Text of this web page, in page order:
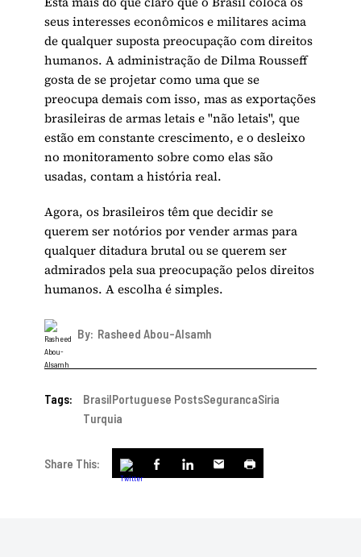
seus interesses econômicos e militares acima
de qualquer suposta preocupação com direitos
humanos. A administração de Dilma Rousseff
gosta de se projetar como uma que se
preocupa demais com isso, mas as exportações
brasileiras de armas letais e "não letais", que
estão em constante crescimento, e o desleixo
no monitoramento sobre como elas são
usadas, contam a história real.
Agora, os brasileiros têm que decidir se
querem ser notórios por vender armas para
qualquer ditadura brutal ou se querem ser
admirados pela sua preocupação pelos direitos
humanos. A escolha é simples.
By: Rasheed Abou-Alsamh
Tags: BrasilPortuguese PostsSegurancaSiria
Turquia
Share This: